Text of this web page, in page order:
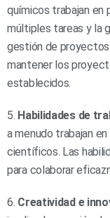
químicos trabajan en
múltiples tareas y la
gestión de proyectos
mantener los
establecidos.
5. Habilidades de
a menudo trabajan
científicos. Las
para colaborar
6. Creatividad e